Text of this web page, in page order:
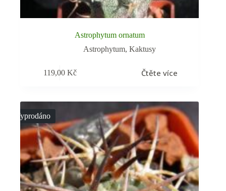
Astrophytum ornatum
Astrophytum,Kaktusy
119,00 Kč Čtěte více
Vyprodáno